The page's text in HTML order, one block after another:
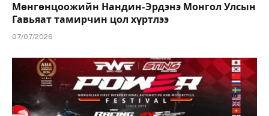
Мөнгөнцоожийн Нандин-Эрдэнэ Монгол Улсын
Гавьяат тамирчин цол хүртлээ
07/07/2026